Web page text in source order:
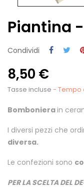
Piantina
Condividi
8,50 €
Tasse incluse - Tempo
Bombonierain
I diversi pezzi che
diversa.
Le confezioni sono
PER LA SCELTA DEL